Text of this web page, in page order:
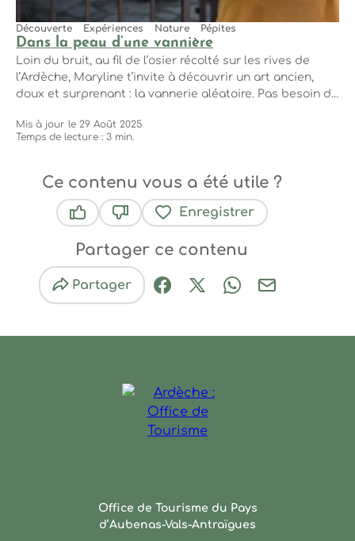
Dans la peau d’une vannière
Découverte Expériences Nature Pépites
Loin du bruit, au fil de l’osier récolté sur les rives de
l’Ardèche, Maryline t’invite à découvrir un art ancien,
doux et surprenant : la vannerie aléatoire. Pas besoin de
on se reconnecte. Et on repart avec bien plus qu’un
panier. Tresser, c’est laisser faire ses mains...
Mis à jour le 29 Août 2025
Temps de lecture : 3 min.
Ce contenu vous a été utile ?
Enregistrer
Partager ce contenu
Partager
Partager sur Facebook
Partager sur X / Twitter
Partager sur
Partager par
Office de Tourisme du Pays
d’Aubenas-Vals-Antraïgues